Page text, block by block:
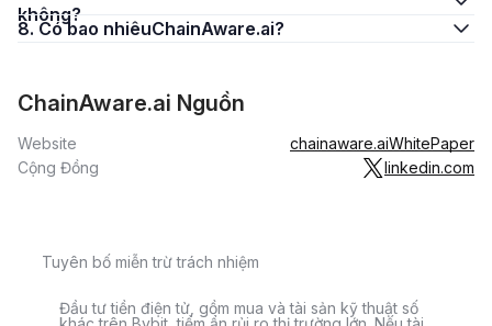
không?
8. Có bao nhiêuChainAware.ai?
ChainAware.ai Nguồn
Website chainaware.aiWhitePaper
Cộng Đồng
linkedin.com
Tuyên bố miễn trừ trách nhiệm
Đầu tư tiền điện tử, gồm mua và tài sản kỹ thuật số